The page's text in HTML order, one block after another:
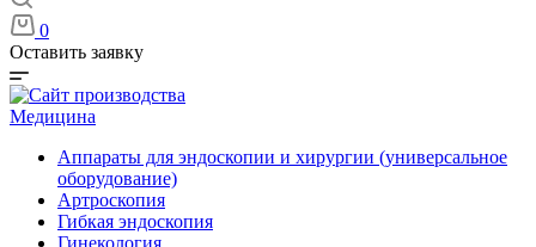
0
Оставить заявку
Медицина
Аппараты для эндоскопии и хирургии (универсальное
оборудование)
Артроскопия
Гибкая эндоскопия